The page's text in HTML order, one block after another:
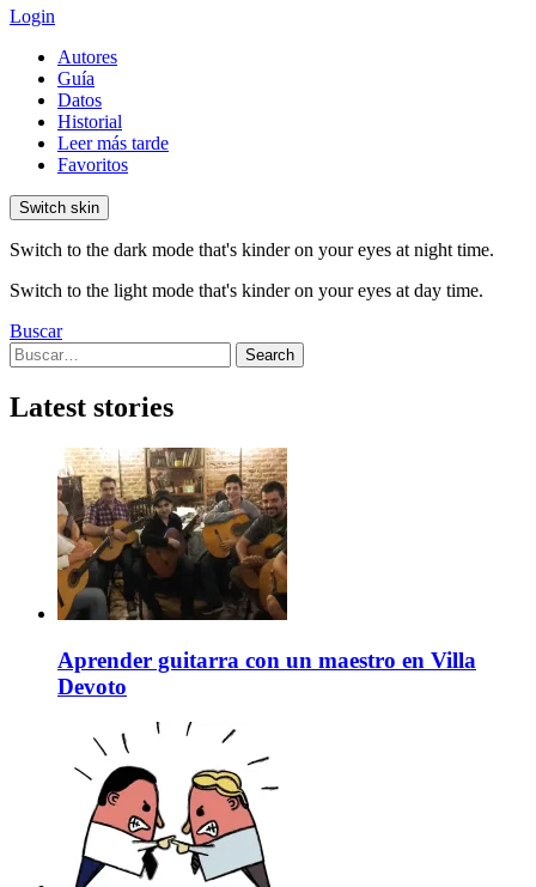
Login
Autores
Guía
Datos
Historial
Leer más tarde
Favoritos
Switch skin
Switch to the dark mode that's kinder on your eyes at night time.
Switch to the light mode that's kinder on your eyes at day time.
Buscar
Search
for:
Search
Latest stories
Aprender guitarra con un maestro en Villa
Devoto